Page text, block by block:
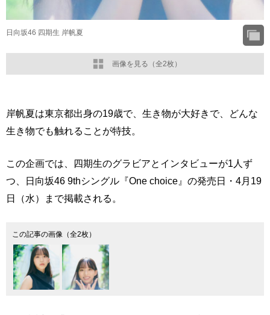
画像を見る（全2枚）
日向坂46 四期生 岸帆夏
岸帆夏は東京都出身の19歳で、生き物が大好きで、どんな
生き物でも触れることが特技。
この企画では、四期生のグラビアとインタビューが1人ず
つ、日向坂46 9thシングル『One choice』の発売日・4月19
日（水）まで掲載される。
この記事の画像（全2枚）